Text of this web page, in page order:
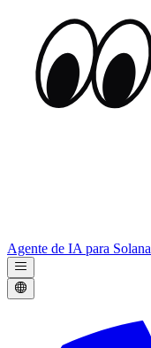
Agente de IA para Solana